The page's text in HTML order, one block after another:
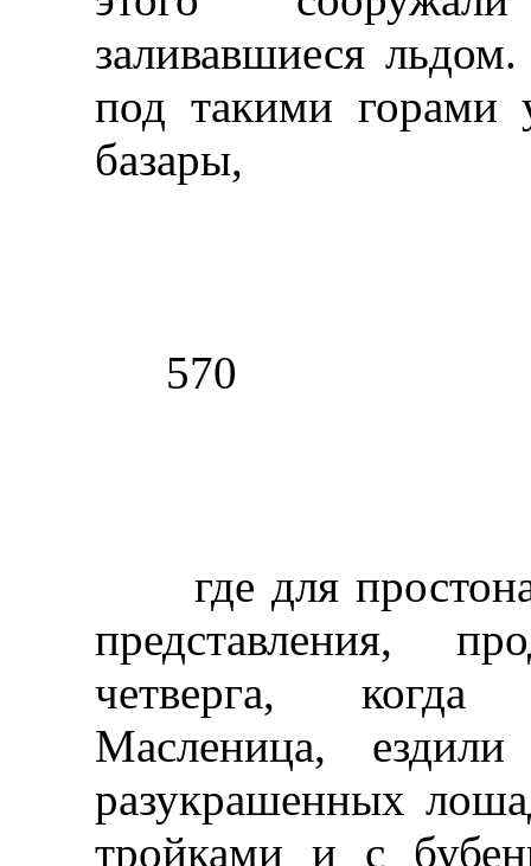
заливавшиеся
под такими горами
базары,
570
где для
представления,
четверга, когда
Масленица,
разукрашенных
тройками и с